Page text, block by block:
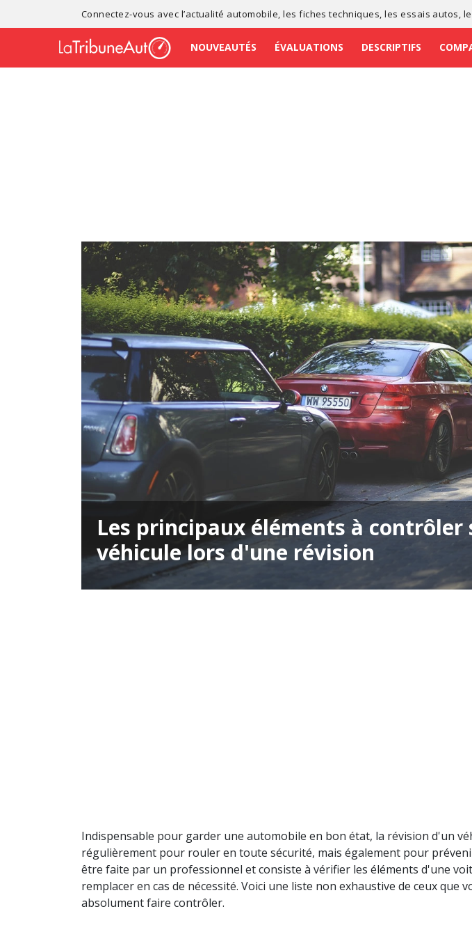
Connectez-vous avec l’actualité automobile , lesfiches techniques , lesessais autos ,
NOUVEAUTÉS ÉVALUATIONS DESCRIPTIFS
Les principaux éléments à contrôler
véhicule lors d'une révision
Indispensable pour garder une automobile en bon état, la révision d'un
régulièrement pour rouler en toute sécurité, mais également pour
être faite par un professionnel et consiste à vérifier les éléments d'une
remplacer en cas de nécessité. Voici une liste non exhaustive de ceux que
absolument faire contrôler.